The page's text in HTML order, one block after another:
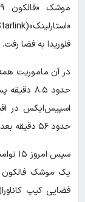
فلوریدا به فضا رفت.
حدود ۸.۵
اسپیس‌ایکس در
حدود ۵۶ دقیقه بعد، ۲۹ ماهواره را در مدار پایین زمین قرار داد.
فضایی کیپ